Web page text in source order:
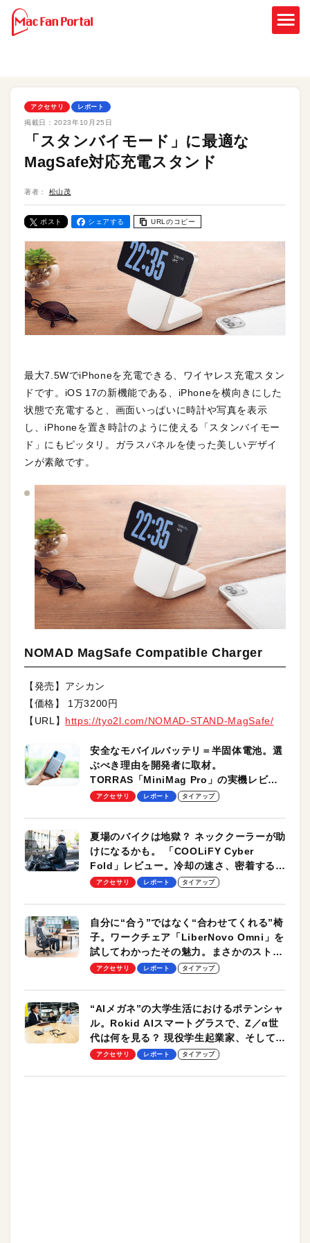
アクセサリ レポート
掲載日： 2023年10月25日
「スタンバイモード」に最適な
MagSafe対応充電スタンド
著者： 松山茂
ポスト シェアする URLのコピー
最大7.5WでiPhoneを充電できる、ワイヤレス充電スタン
ドです。iOS 17の新機能である、iPhoneを横向きにした
状態で充電すると、画面いっぱいに時計や写真を表示
し、iPhoneを置き時計のように使える「スタンバイモー
ド」にもピッタリ。ガラスパネルを使った美しいデザイ
ンが素敵です。
NOMAD MagSafe Compatible Charger
【発売】アシカン
【価格】 1万3200円
【URL】 https://tyo2l.com/NOMAD-STAND-MagSafe/
安全なモバイルバッテリ＝半固体電池。選
ぶべき理由を開発者に取材。
TORRAS「MiniMag Pro」の実機レビュ
ーも
アクセサリ レポート タイアップ
夏場のバイクは地獄？ ネッククーラーが助
けになるかも。 「COOLiFY Cyber
Fold」レビュー。冷却の速さ、密着する冷
却プレート、シンプルな操作性がグッド！
アクセサリ レポート タイアップ
自分に“合う”ではなく“合わせてくれる”椅
子。ワークチェア「LiberNovo Omni」を
試してわかったその魅力。まさかのストレ
ッチ機能も搭載
アクセサリ レポート タイアップ
“AIメガネ”の大学生活におけるポテンシャ
ル。Rokid AIスマートグラスで、Z／α世
代は何を見る？ 現役学生起業家、そして教
授による体験会レポート【PR】
アクセサリ レポート タイアップ